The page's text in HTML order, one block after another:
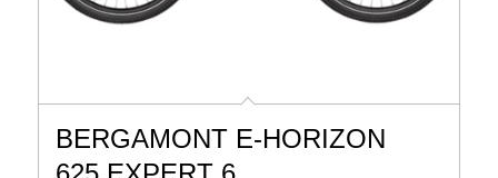
BERGAMONT E-HORIZON